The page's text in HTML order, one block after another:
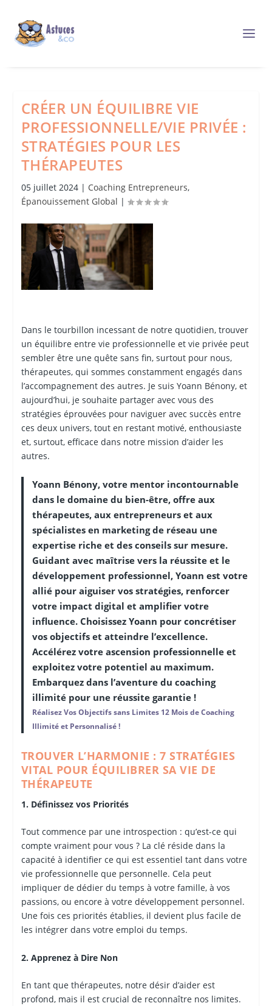
CRÉER UN ÉQUILIBRE VIE
PROFESSIONNELLE/VIE PRIVÉE :
STRATÉGIES POUR LES
THÉRAPEUTES
05 juillet 2024| Coaching Entrepreneurs,
Épanouissement Global |
Dans le tourbillon incessant de notre quotidien, trouver
un équilibre entre vie professionnelle et vie privée peut
sembler être une quête sans fin, surtout pour nous,
thérapeutes, qui sommes constamment engagés dans
l’accompagnement des autres. Je suis Yoann Bénony, et
aujourd’hui, je souhaite partager avec vous des
stratégies éprouvées pour naviguer avec succès entre
ces deux univers, tout en restant motivé, enthousiaste
et, surtout, efficace dans notre mission d’aider les
autres.
Yoann Bénony, votre mentor incontournable
dans le domaine du bien-être, offre aux
thérapeutes, aux entrepreneurs et aux
spécialistes en marketing de réseau une
expertise riche et des conseils sur mesure.
Guidant avec maîtrise vers la réussite et le
développement professionnel, Yoann est votre
allié pour aiguiser vos stratégies, renforcer
votre impact digital et amplifier votre
influence. Choisissez Yoann pour concrétiser
vos objectifs et atteindre l’excellence.
Accélérez votre ascension professionnelle et
exploitez votre potentiel au maximum.
Embarquez dans l’aventure du coaching
illimité pour une réussite garantie !
Réalisez Vos Objectifs sans Limites 12 Mois de Coaching
Illimité et Personnalisé !
TROUVER L’HARMONIE : 7 STRATÉGIES
VITAL POUR ÉQUILIBRER SA VIE DE
THÉRAPEUTE
1. Définissez vos Priorités
Tout commence par une introspection : qu’est-ce qui
compte vraiment pour vous ? La clé réside dans la
capacité à identifier ce qui est essentiel tant dans votre
vie professionnelle que personnelle. Cela peut
impliquer de dédier du temps à votre famille, à vos
passions, ou encore à votre développement personnel.
Une fois ces priorités établies, il devient plus facile de
les intégrer dans votre emploi du temps.
2. Apprenez à Dire Non
En tant que thérapeutes, notre désir d’aider est
profond, mais il est crucial de reconnaître nos limites.